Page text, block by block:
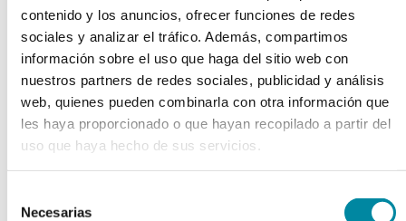
contenido y los anuncios, ofrecer funciones de redes
sociales y analizar el tráfico. Además, compartimos
información sobre el uso que haga del sitio web con
nuestros partners de redes sociales, publicidad y análisis
web, quienes pueden combinarla con otra información que
les haya proporcionado o que hayan recopilado a partir del
uso que haya hecho de sus servicios.
Necesarias
chevron_left chevron_right